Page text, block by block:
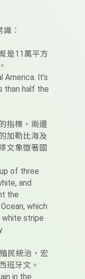
：
是11萬平方
America. It’s
than half the
指標，兩邊
加勒比海及
文象徵著國
of three
and
the
which
white stripe
民統治，宏
班牙文。
in the